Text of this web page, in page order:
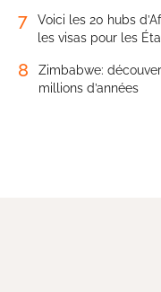
7
Voici les 20 hubs
les visas pour les
8
Zimbabwe:
millions d’années